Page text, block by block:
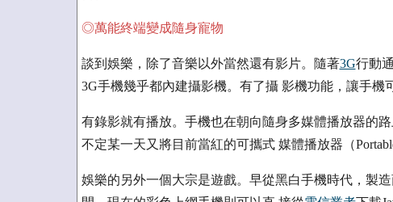
◎萬能終端變成隨身寵物
談到娛樂，除了音樂以外當然還有影片。隨著3G行動
3G手機幾乎都內建攝影機。有了攝 影機功能，讓手機
有錄影就有播放。手機也在朝向隨身多媒體播放器的
不定某一天又將目前當紅的可攜式 媒體播放器（Portable
娛樂的另外一個大宗是遊戲。早從黑白手機時代，製